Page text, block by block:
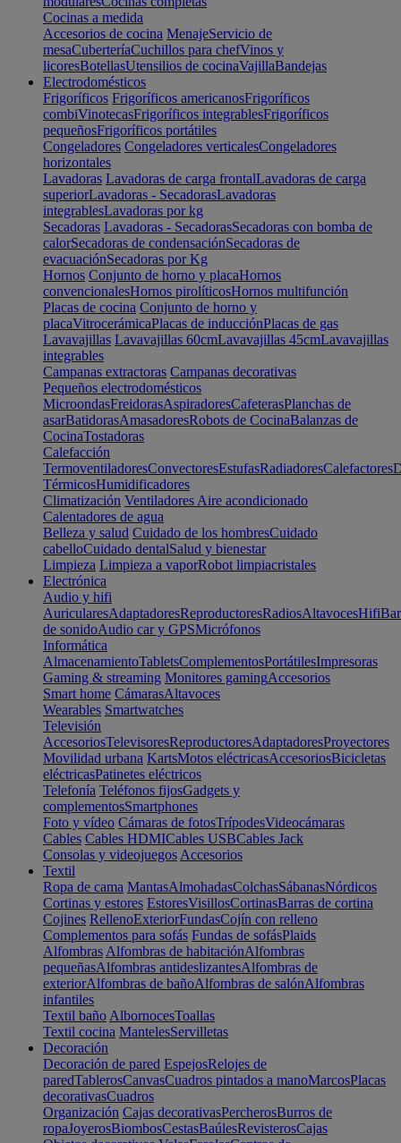
Cocinas a medida
Accesorios de cocina MenajeServicio de
mesaCuberteríaCuchillos para chefVinos y
licoresBotellasUtensilios de cocinaVajillaBandejas
Electrodomésticos
Frigoríficos Frigoríficos americanosFrigoríficos
combiVinotecasFrigoríficos integrablesFrigoríficos
pequeñosFrigoríficos portátiles
Congeladores Congeladores verticalesCongeladores
horizontales
Lavadoras Lavadoras de carga frontalLavadoras de carga
superiorLavadoras - SecadorasLavadoras
integrablesLavadoras por kg
Secadoras Lavadoras - SecadorasSecadoras con bomba de
calorSecadoras de condensaciónSecadoras de
evacuaciónSecadoras por Kg
Hornos Conjunto de horno y placaHornos
convencionalesHornos pirolíticosHornos multifunción
Placas de cocina Conjunto de horno y
placaVitrocerámicaPlacas de inducciónPlacas de gas
Lavavajillas Lavavajillas 60cmLavavajillas 45cmLavavajillas
integrables
Campanas extractoras Campanas decorativas
Pequeños electrodomésticos
MicroondasFreidorasAspiradoresCafeterasPlanchas de
asarBatidorasAmasadoresRobots de CocinaBalanzas de
CocinaTostadoras
Calefacción
TermoventiladoresConvectoresEstufasRadiadoresCalefactores
TérmicosHumidificadores
Climatización Ventiladores Aire acondicionado
Calentadores de agua
Belleza y salud Cuidado de los hombresCuidado
cabelloCuidado dentalSalud y bienestar
Limpieza Limpieza a vaporRobot limpiacristales
Electrónica
Audio y hifi
AuricularesAdaptadoresReproductoresRadiosAltavocesHifi
de sonidoAudio car y GPSMicrófonos
Informática
AlmacenamientoTabletsComplementosPortátilesImpresoras
Gaming & streaming Monitores gamingAccesorios
Smart home CámarasAltavoces
Wearables Smartwatches
Televisión
AccesoriosTelevisoresReproductoresAdaptadoresProyectores
Movilidad urbana KartsMotos eléctricasAccesoriosBicicletas
eléctricasPatinetes eléctricos
Telefonía Teléfonos fijosGadgets y
complementosSmartphones
Foto y vídeo Cámaras de fotosTrípodesVideocámaras
Cables Cables HDMICables USBCables Jack
Consolas y videojuegos Accesorios
Textil
Ropa de cama MantasAlmohadasColchasSábanasNórdicos
Cortinas y estores EstoresVisillosCortinasBarras de cortina
Cojines RellenoExteriorFundasCojín con relleno
Complementos para sofás Fundas de sofásPlaids
Alfombras Alfombras de habitaciónAlfombras
pequeñasAlfombras antideslizantesAlfombras de
exteriorAlfombras de bañoAlfombras de salónAlfombras
infantiles
Textil baño AlbornocesToallas
Textil cocina MantelesServilletas
Decoración
Decoración de pared EspejosRelojes de
paredTablerosCanvasCuadros pintados a manoMarcosPlacas
decorativasCuadros
Organización Cajas decorativasPercherosBurros de
ropaJoyerosBiombosCestasBaúlesRevisterosCajas